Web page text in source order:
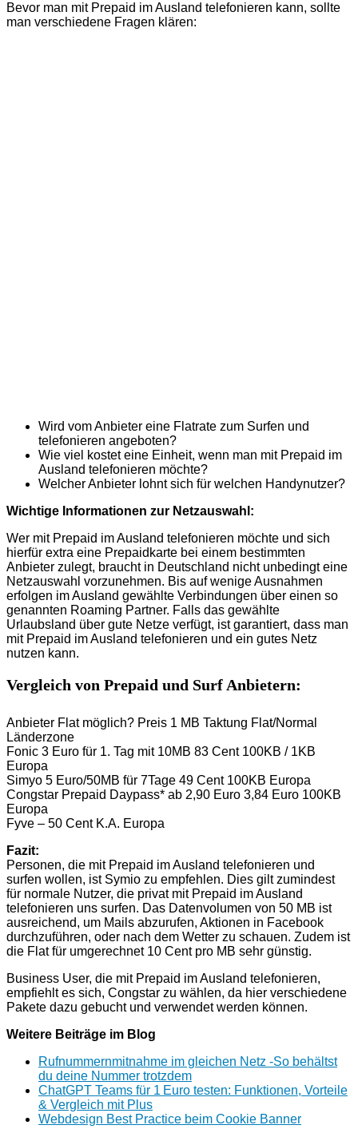
Bevor man mit Prepaid im Ausland telefonieren kann, sollte
man verschiedene Fragen klären:
Wird vom Anbieter eine Flatrate zum Surfen und
telefonieren angeboten?
Wie viel kostet eine Einheit, wenn man mit Prepaid im
Ausland telefonieren möchte?
Welcher Anbieter lohnt sich für welchen Handynutzer?
Wichtige Informationen zur Netzauswahl:
Wer mit Prepaid im Ausland telefonieren möchte und sich
hierfür extra eine Prepaidkarte bei einem bestimmten
Anbieter zulegt, braucht in Deutschland nicht unbedingt eine
Netzauswahl vorzunehmen. Bis auf wenige Ausnahmen
erfolgen im Ausland gewählte Verbindungen über einen so
genannten Roaming Partner. Falls das gewählte
Urlaubsland über gute Netze verfügt, ist garantiert, dass man
mit Prepaid im Ausland telefonieren und ein gutes Netz
nutzen kann.
Vergleich von Prepaid und Surf Anbietern:
Anbieter Flat möglich? Preis 1 MB Taktung Flat/Normal
Länderzone
Fonic 3 Euro für 1. Tag mit 10MB 83 Cent 100KB / 1KB
Europa
Simyo 5 Euro/50MB für 7Tage 49 Cent 100KB Europa
Congstar Prepaid Daypass* ab 2,90 Euro 3,84 Euro 100KB
Europa
Fyve – 50 Cent K.A. Europa
Fazit:
Personen, die mit Prepaid im Ausland telefonieren und
surfen wollen, ist Symio zu empfehlen. Dies gilt zumindest
für normale Nutzer, die privat mit Prepaid im Ausland
telefonieren uns surfen. Das Datenvolumen von 50 MB ist
ausreichend, um Mails abzurufen, Aktionen in Facebook
durchzuführen, oder nach dem Wetter zu schauen. Zudem ist
die Flat für umgerechnet 10 Cent pro MB sehr günstig.
Business User, die mit Prepaid im Ausland telefonieren,
empfiehlt es sich, Congstar zu wählen, da hier verschiedene
Pakete dazu gebucht und verwendet werden können.
Weitere Beiträge im Blog
Rufnummernmitnahme im gleichen Netz -So behältst
du deine Nummer trotzdem
ChatGPT Teams für 1 Euro testen: Funktionen, Vorteile
& Vergleich mit Plus
Webdesign Best Practice beim Cookie Banner